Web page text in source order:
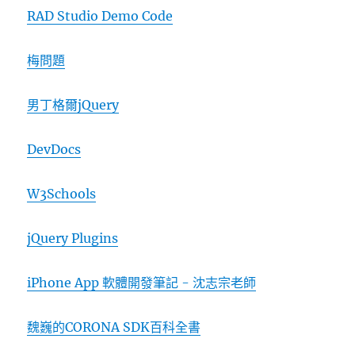
RAD Studio Demo Code
梅問題
男丁格爾jQuery
DevDocs
W3Schools
jQuery Plugins
iPhone App 軟體開發筆記 - 沈志宗老師
魏巍的CORONA SDK百科全書